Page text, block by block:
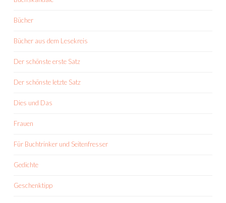
Bücher
Bücher aus dem Lesekreis
Der schönste erste Satz
Der schönste letzte Satz
Dies und Das
Frauen
Für Buchtrinker und Seitenfresser
Gedichte
Geschenktipp